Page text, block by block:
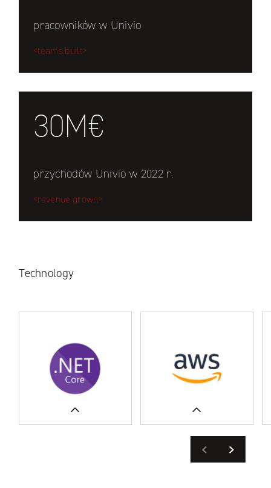
pracowników w Univio
<teams.built>
30M€
przychodów Univio w 2022 r.
<revenue.grown>
Technology
Previous